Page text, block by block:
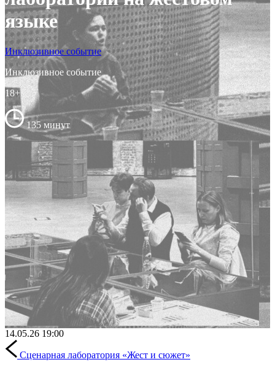
языке
Инклюзивное событие
Инклюзивное событие
18+
135 минут
14.05.26 19:00
Сценарная лаборатория «Жест и сюжет»